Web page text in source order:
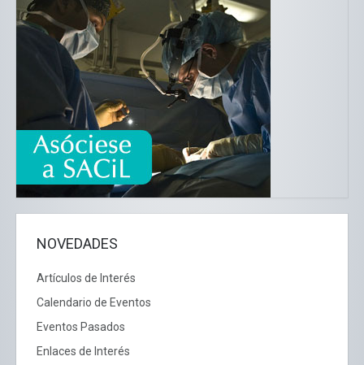
NOVEDADES
Artículos de Interés
Calendario de Eventos
Eventos Pasados
Enlaces de Interés